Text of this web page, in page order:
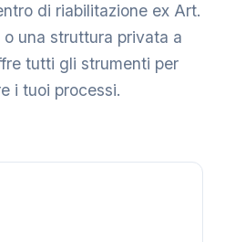
di riabilitazione ex Art.
una struttura privata a
tutti gli strumenti per
i tuoi processi.